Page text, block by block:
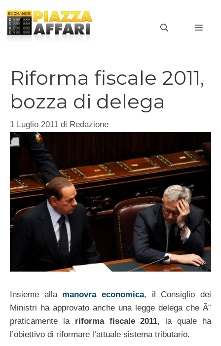
contenuto
Riforma fiscale 2011,
bozza di delega
1 Luglio 2011 di Redazione
Insieme alla manovra economica, il Consiglio dei
Ministri ha approvato anche una legge delega che Ã¨
praticamente la riforma fiscale 2011, la quale ha
l’obiettivo di riformare l’attuale sistema tributario.